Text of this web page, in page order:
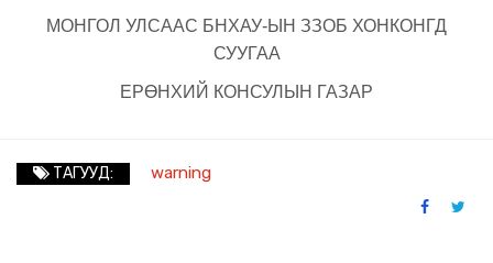
МОНГОЛ УЛСААС БНХАУ-ЫН ЗЗОБ ХОНКОНГД
СУУГАА
ЕРӨНХИЙ КОНСУЛЫН ГАЗАР
ТАГУУД: warning